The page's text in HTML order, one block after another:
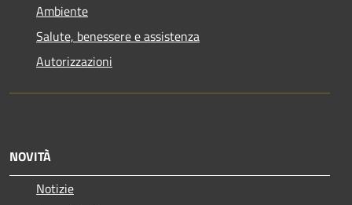
Ambiente
Salute, benessere e assistenza
Autorizzazioni
NOVITÀ
Notizie